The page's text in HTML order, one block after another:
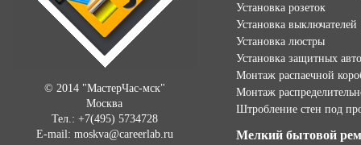
© 2014 "МастерЧас-мск"
Москва
Тел.: +7(495) 5734728
E-mail: moskva@careerlab.ru
Установка розеток
Установка выключателей
Установка люстры
Установка защитных
Монтаж распаечной
Монтаж
Штробление стен под
Мелкий бытовой